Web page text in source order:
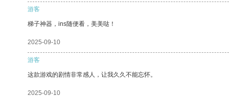
游客
梯子神器，ins随便看，美美哒！
2025-09-10
游客
这款游戏的剧情非常感人，让我久久不能忘怀。
2025-09-10